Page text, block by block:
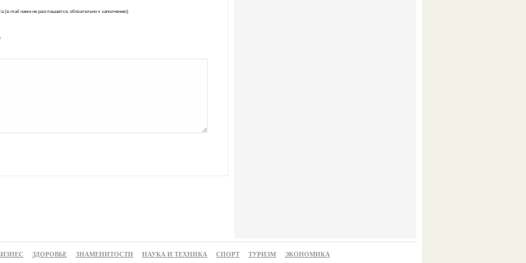
(e-mail нами не разглашается, обязательно к заполнению)
ЗДОРОВЬЕ ЗНАМЕНИТОСТИ НАУКА И ТЕХНИКА СПОРТ ТУРИЗМ ЭКОНОМИКА